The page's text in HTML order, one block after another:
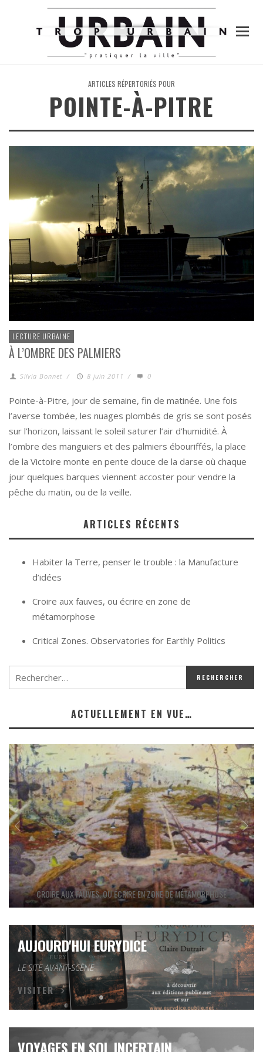
ARTICLES RÉPERTORIÉS POUR
POINTE-À-PITRE
LECTURE URBAINE
À L’OMBRE DES PALMIERS
Silvia Bonnet / 8 juin 2011 / 0
Pointe-à-Pitre, jour de semaine, fin de matinée. Une fois
l’averse tombée, les nuages plombés de gris se sont posés
sur l’horizon, laissant le soleil saturer l’air d’humidité. À
l’ombre des manguiers et des palmiers ébouriffés, la place
de la Victoire monte en pente douce de la darse où chaque
jour quelques barques viennent accoster pour vendre la
pêche du matin, ou de la veille.
ARTICLES RÉCENTS
Habiter la Terre, penser le trouble : la Manufacture
d’idées
Croire aux fauves, ou écrire en zone de
métamorphose
Critical Zones. Observatories for Earthly Politics
ACTUELLEMENT EN VUE…
CROIRE AUX FAUVES, OU ÉCRIRE EN ZONE DE MÉTAMORPHOSE
AUJOURD'HUI EURYDICE
LE SITE AVANT-SCÈNE
VISITER
VOYAGES EN SOL INCERTAIN